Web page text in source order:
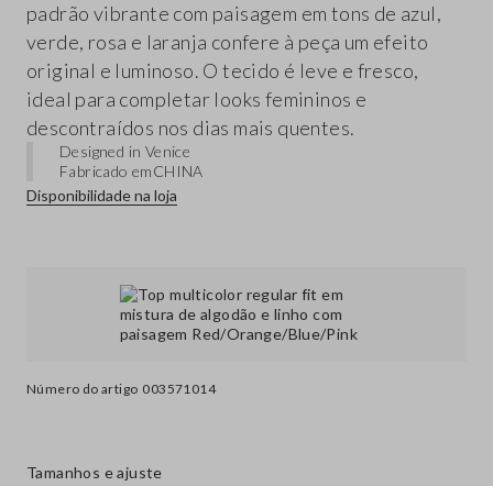
Número do artigo 003571014
padrão vibrante com paisagem em tons de azul,
verde, rosa e laranja confere à peça um efeito
original e luminoso. O tecido é leve e fresco,
ideal para completar looks femininos e
descontraídos nos dias mais quentes.
Designed in Venice
Fabricado emCHINA
Disponibilidade na loja
Tamanhos e ajuste